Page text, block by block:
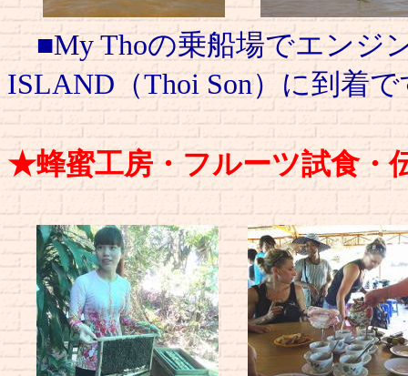
■My Thoの乗船場でエンジ
ISLAND（Thoi Son）に到着で
★蜂蜜工房・フルーツ試食・